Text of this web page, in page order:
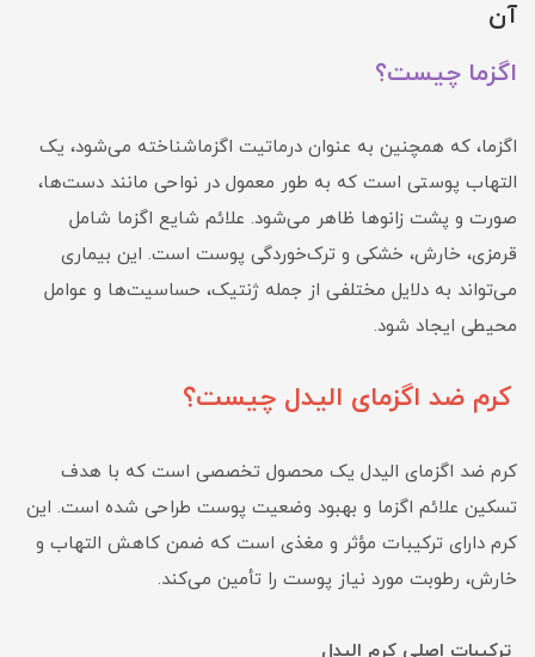
آن
اگزما چیست؟
اگزما، که همچنین به عنوان درماتیت اگزماشناخته می‌شود، یک
التهاب پوستی است که به طور معمول در نواحی مانند دست‌ها،
صورت و پشت زانوها ظاهر می‌شود. علائم شایع اگزما شامل
قرمزی، خارش، خشکی و ترک‌خوردگی پوست است. این بیماری
می‌تواند به دلایل مختلفی از جمله ژنتیک، حساسیت‌ها و عوامل
محیطی ایجاد شود.
کرم ضد اگزمای الیدل چیست؟
کرم ضد اگزمای الیدل یک محصول تخصصی است که با هدف
تسکین علائم اگزما و بهبود وضعیت پوست طراحی شده است. این
کرم دارای ترکیبات مؤثر و مغذی است که ضمن کاهش التهاب و
خارش، رطوبت مورد نیاز پوست را تأمین می‌کند.
ترکیبات اصلی کرم الیدل